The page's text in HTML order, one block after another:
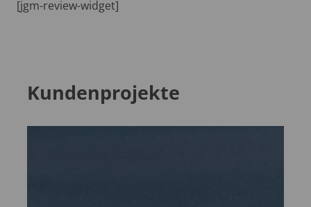
[jgm-review-widget]
Kundenprojekte